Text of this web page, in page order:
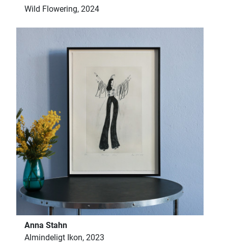
Wild Flowering, 2024
Anna Stahn
Almindeligt Ikon, 2023